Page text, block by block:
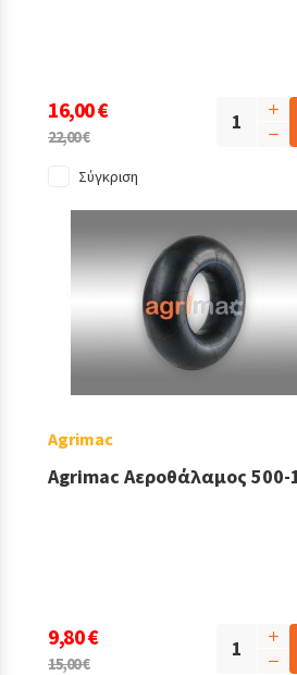
16,00 €
22,00 €
Σύγκριση
Agrimac
Agrimac Αεροθάλαμος 500-
9,80 €
15,00 €